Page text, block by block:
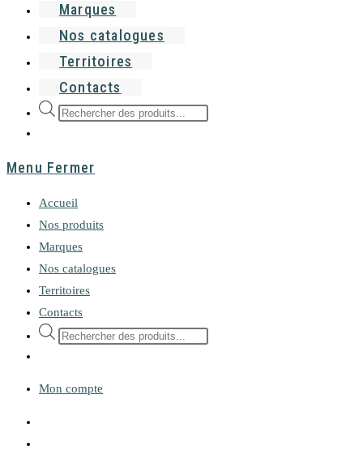
Marques
Nos catalogues
Territoires
Contacts
Recherche
Menu Fermer
Accueil
Nos produits
Marques
Nos catalogues
Territoires
Contacts
Recherche
Mon compte